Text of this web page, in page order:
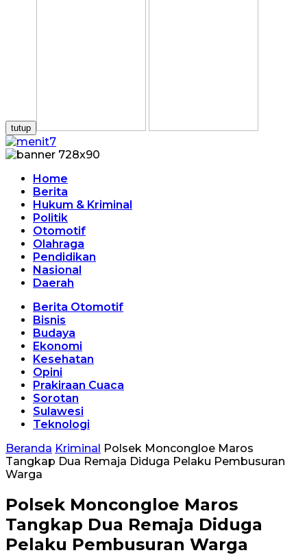
tutup
Home
Berita
Hukum & Kriminal
Politik
Otomotif
Olahraga
Pendidikan
Nasional
Daerah
Berita Otomotif
Bisnis
Budaya
Ekonomi
Kesehatan
Opini
Prakiraan Cuaca
Sorotan
Sulawesi
Teknologi
Beranda Kriminal Polsek Moncongloe Maros
Tangkap Dua Remaja Diduga Pelaku Pembusuran
Warga
Polsek Moncongloe Maros
Tangkap Dua Remaja Diduga
Pelaku Pembusuran Warga